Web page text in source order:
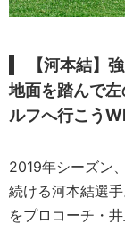
【河本結】
地面を踏んで
ルフへ行こう
2019年シーズン
続ける河本結選
をプロコーチ・